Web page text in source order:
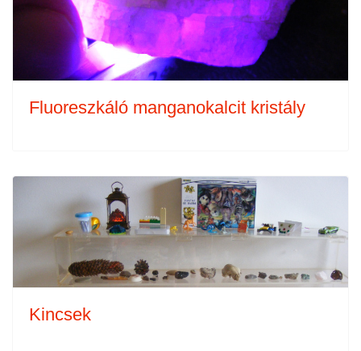
Fluoreszkáló manganokalcit kristály
Kincsek